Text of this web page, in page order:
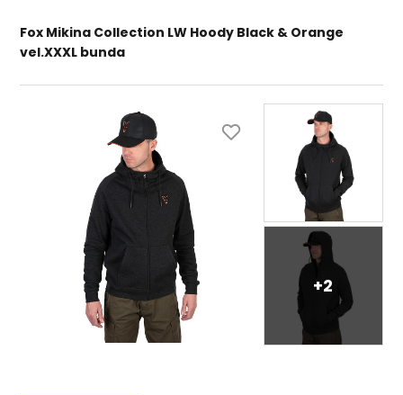
Fox Mikina Collection LW Hoody Black & Orange
vel.XXXL bunda
+2